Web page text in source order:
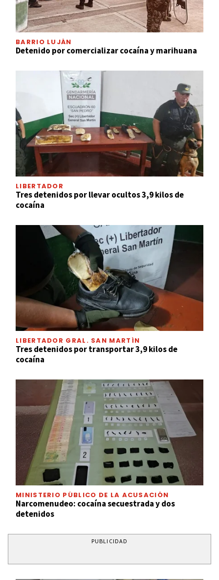
BARRIO LUJÁN
Detenido por comercializar cocaína y marihuana
LIBERTADOR
Tres detenidos por llevar ocultos 3,9 kilos de
cocaína
LIBERTADOR GRAL. SAN MARTÍN
Tres detenidos por transportar 3,9 kilos de
cocaína
MINISTERIO PÚBLICO DE LA ACUSACIÓN
Narcomenudeo: cocaína secuestrada y dos
detenidos
PUBLICIDAD